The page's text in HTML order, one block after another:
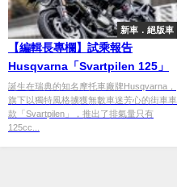
新車．絕版車
【編輯長專欄】試乘報告
Husqvarna「Svartpilen 125」
誕生在瑞典的知名摩托車廠牌Husqvarna，
旗下以獨特風格擄獲無數車迷芳心的街車車
款「Svartpilen」，推出了排氣量只有
125cc...